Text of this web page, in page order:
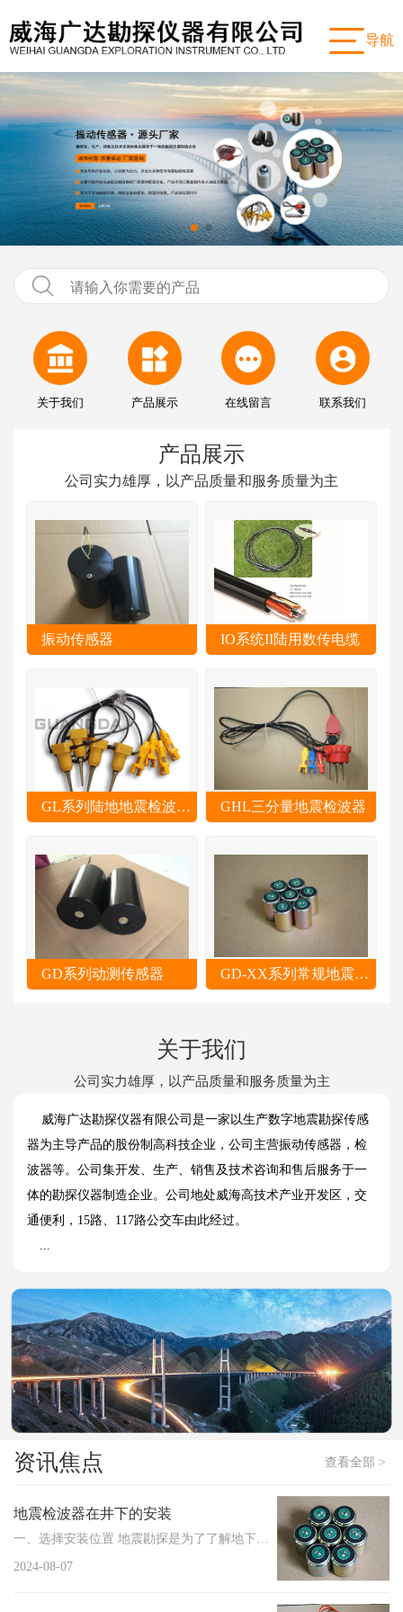
导航
关于我们 产品展示 在线留言 联系我们
产品展示
公司实力雄厚，以产品质量和服务质量为主
振动传感器 IO系统II陆用数传电缆
GL系列陆地地震检波器串 GHL三分量地震检波器
GD系列动测传感器 GD-XX系列常规地震检波器
关于我们
公司实力雄厚，以产品质量和服务质量为主
威海广达勘探仪器有限公司是一家以生产数字地震勘探传感
器为主导产品的股份制高科技企业，公司主营振动传感器，检
波器等。公司集开发、生产、销售及技术咨询和售后服务于一
体的勘探仪器制造企业。公司地处威海高技术产业开发区，交
通便利，15路、117路公交车由此经过。
...
资讯焦点 查看全部 >
地震检波器在井下的安装
2024-08-07